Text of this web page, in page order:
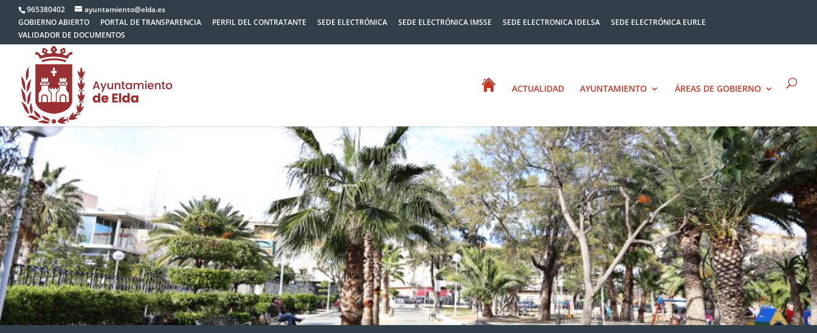
965380402
ayuntamiento@elda.es
GOBIERNO ABIERTO
PORTAL DE TRANSPARENCIA PERFIL DEL CONTRATANTE SEDE ELECTRÓNICA SEDE ELECTRÓNICA IMSSE SEDE ELECTRONICA IDELSA
SEDE ELECTRÓNICA EURLE
VALIDADOR DE DOCUMENTOS
ACTUALIDAD AYUNTAMIENTO ÁREAS DE GOBIERNO